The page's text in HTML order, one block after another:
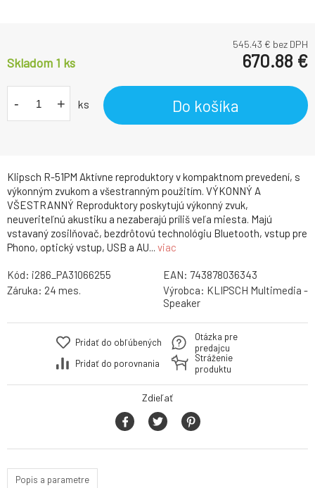
Klipsch R-51PM Aktívne reproduktory v kompaktnom prevedení, s
výkonným zvukom a všestranným použitím. VÝKONNÝ A
VŠESTRANNÝ Reproduktory poskytujú výkonný zvuk,
neuveriteľnú akustiku a nezaberajú príliš veľa miesta. Majú
vstavaný zosilňovač, bezdrôtovú technológiu Bluetooth, vstup pre
Phono, optický vstup, USB a AU... viac
545.43 € bez DPH
Skladom 1 ks 670.88 €
- + ks Do košíka
Kód: i286_PA31066255 EAN: 743878036343
Záruka: 24 mes. Výrobca: KLIPSCH Multimedia -
Speaker
Pridať do obľúbených
Pridať do porovnania
Otázka pre
predajcu
Stráženie
produktu
Zdieľať
Popis a parametre